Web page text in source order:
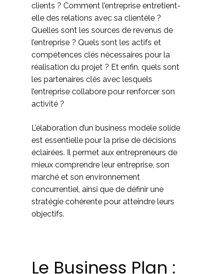
clients ? Comment l’entreprise entretient-
elle des relations avec sa clientèle ?
Quelles sont les sources de revenus de
l’entreprise ? Quels sont les actifs et
compétences clés nécessaires pour la
réalisation du projet ? Et enfin, quels sont
les partenaires clés avec lesquels
l’entreprise collabore pour renforcer son
activité ?
L’élaboration d’un business modèle solide
est essentielle pour la prise de décisions
éclairées. Il permet aux entrepreneurs de
mieux comprendre leur entreprise, son
marché et son environnement
concurrentiel, ainsi que de définir une
stratégie cohérente pour atteindre leurs
objectifs.
Le Business Plan :